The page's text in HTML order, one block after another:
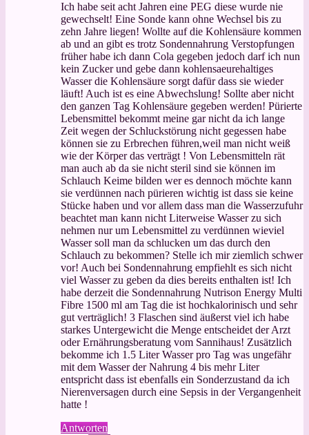
Ich habe seit acht Jahren eine PEG diese wurde nie
gewechselt! Eine Sonde kann ohne Wechsel bis zu
zehn Jahre liegen! Wollte auf die Kohlensäure kommen
ab und an gibt es trotz Sondennahrung Verstopfungen
früher habe ich dann Cola gegeben jedoch darf ich nun
kein Zucker und gebe dann kohlensaeurehaltiges
Wasser die Kohlensäure sorgt dafür dass sie wieder
läuft! Auch ist es eine Abwechslung! Sollte aber nicht
den ganzen Tag Kohlensäure gegeben werden! Pürierte
Lebensmittel bekommt meine gar nicht da ich lange
Zeit wegen der Schluckstörung nicht gegessen habe
können sie zu Erbrechen führen,weil man nicht weiß
wie der Körper das verträgt ! Von Lebensmitteln rät
man auch ab da sie nicht steril sind sie können im
Schlauch Keime bilden wer es dennoch möchte kann
sie verdünnen nach pürieren wichtig ist dass sie keine
Stücke haben und vor allem dass man die Wasserzufuhr
beachtet man kann nicht Literweise Wasser zu sich
nehmen nur um Lebensmittel zu verdünnen wieviel
Wasser soll man da schlucken um das durch den
Schlauch zu bekommen? Stelle ich mir ziemlich schwer
vor! Auch bei Sondennahrung empfiehlt es sich nicht
viel Wasser zu geben da dies bereits enthalten ist! Ich
habe derzeit die Sondennahrung Nutrison Energy Multi
Fibre 1500 ml am Tag die ist hochkalorinisch und sehr
gut verträglich! 3 Flaschen sind äußerst viel ich habe
starkes Untergewicht die Menge entscheidet der Arzt
oder Ernährungsberatung vom Sannihaus! Zusätzlich
bekomme ich 1.5 Liter Wasser pro Tag was ungefähr
mit dem Wasser der Nahrung 4 bis mehr Liter
entspricht dass ist ebenfalls ein Sonderzustand da ich
Nierenversagen durch eine Sepsis in der Vergangenheit
hatte !
Antworten